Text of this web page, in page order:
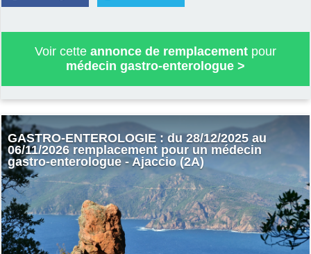
Voir cette annonce de remplacement pour
médecin gastro-enterologue >
GASTRO-ENTEROLOGIE : du 28/12/2025 au
06/11/2026 remplacement pour un médecin
gastro-enterologue - Ajaccio (2A)